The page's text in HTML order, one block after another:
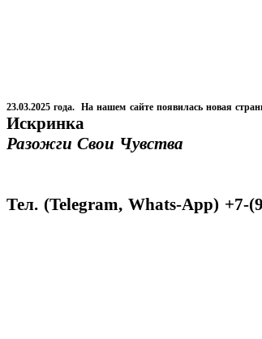
23.03.2025 года. На нашем сайте появилась новая
Искринка
Разожги Свои Чувства
Тел. (Telegram, Whats-App) +7-